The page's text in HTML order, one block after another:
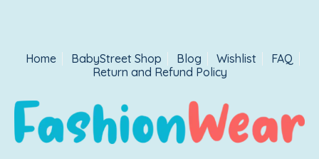
Home BabyStreet Shop Blog Wishlist
FAQ
Return and Refund Policy